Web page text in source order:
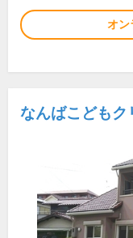
オン
なんばこどもク